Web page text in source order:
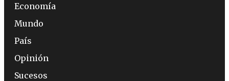
Economía
Mundo
País
Opinión
Sucesos